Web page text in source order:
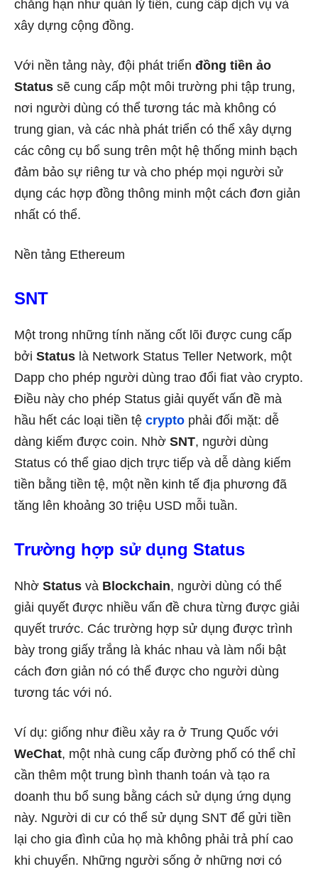
chẳng hạn như quản lý tiền, cung cấp dịch vụ và
xây dựng cộng đồng.
Với nền tảng này, đội phát triển đồng tiền ảo
Status sẽ cung cấp một môi trường phi tập trung,
nơi người dùng có thể tương tác mà không có
trung gian, và các nhà phát triển có thể xây dựng
các công cụ bổ sung trên một hệ thống minh bạch
đảm bảo sự riêng tư và cho phép mọi người sử
dụng các hợp đồng thông minh một cách đơn giản
nhất có thể.
Nền tảng Ethereum
SNT
Một trong những tính năng cốt lõi được cung cấp
bởi Status là Network Status Teller Network, một
Dapp cho phép người dùng trao đổi fiat vào crypto.
Điều này cho phép Status giải quyết vấn đề mà
hầu hết các loại tiền tệ crypto phải đối mặt: dễ
dàng kiếm được coin. Nhờ SNT, người dùng
Status có thể giao dịch trực tiếp và dễ dàng kiếm
tiền bằng tiền tệ, một nền kinh tế địa phương đã
tăng lên khoảng 30 triệu USD mỗi tuần.
Trường hợp sử dụng Status
Nhờ Status và Blockchain, người dùng có thể
giải quyết được nhiều vấn đề chưa từng được giải
quyết trước. Các trường hợp sử dụng được trình
bày trong giấy trắng là khác nhau và làm nổi bật
cách đơn giản nó có thể được cho người dùng
tương tác với nó.
Ví dụ: giống như điều xảy ra ở Trung Quốc với
WeChat, một nhà cung cấp đường phố có thể chỉ
cần thêm một trung bình thanh toán và tạo ra
doanh thu bổ sung bằng cách sử dụng ứng dụng
này. Người di cư có thể sử dụng SNT để gửi tiền
lại cho gia đình của họ mà không phải trả phí cao
khi chuyển. Những người sống ở những nơi có